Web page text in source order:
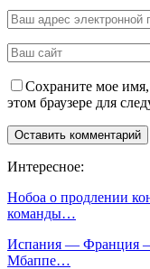
Сохраните мое
этом браузере для
Интересное:
Нобоа о продлении
команды…
Испания — Франция —
Мбаппе…